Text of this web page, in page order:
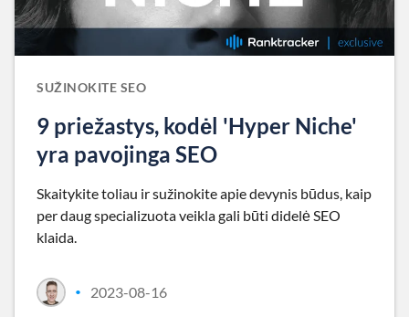
SUŽINOKITE SEO
9 priežastys, kodėl 'Hyper Niche'
yra pavojinga SEO
Skaitykite toliau ir sužinokite apie devynis būdus, kaip
per daug specializuota veikla gali būti didelė SEO
klaida.
• 2023-08-16